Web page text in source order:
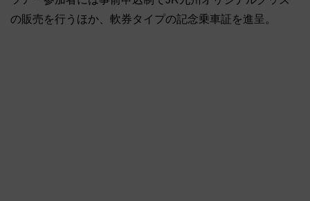
の販売を行うほか、軟券タイプの記念乗車証を進呈。